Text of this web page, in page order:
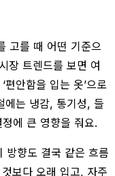
고를 때 어떤 기준으
장 트렌드를 보면 여
안함을 입는 옷’으로
에는 냉감, 통기성, 들
에 큰 영향을 줘요.
향도 결국 같은 흐름
보다 오래 입고, 자주